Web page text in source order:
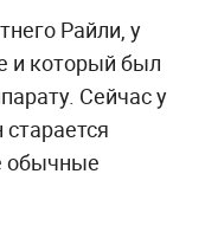
Райли, у
и который был
Сейчас у
обычные